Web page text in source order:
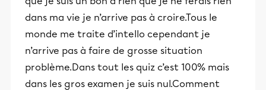
dans ma vie je n’arrive pas à croire.Tous le
monde me traite d’intello cependant je
n’arrive pas à faire de grosse situation
problème.Dans tout les quiz c’est 100% mais
dans les gros examen je suis nul.Comment